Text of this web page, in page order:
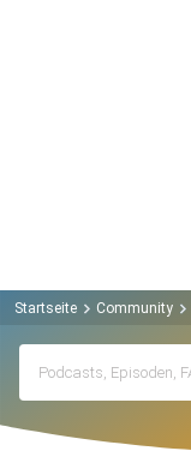
Startseite Community